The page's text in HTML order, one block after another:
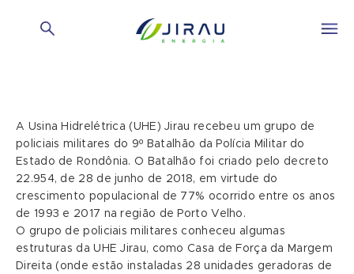
A Usina Hidrelétrica (UHE) Jirau recebeu um grupo de
policiais militares do 9º Batalhão da Polícia Militar do
Estado de Rondônia. O Batalhão foi criado pelo decreto
22.954, de 28 de junho de 2018, em virtude do
crescimento populacional de 77% ocorrido entre os anos
de 1993 e 2017 na região de Porto Velho.
O grupo de policiais militares conheceu algumas
estruturas da UHE Jirau, como Casa de Força da Margem
Direita (onde estão instaladas 28 unidades geradoras de